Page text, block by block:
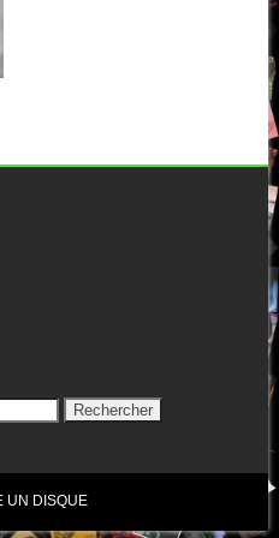
UN DISQUE